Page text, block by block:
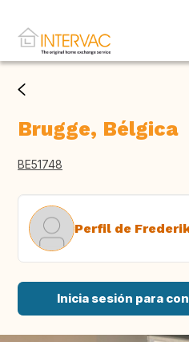
Brugge, Bélgica
BE51748
Perfil de
Inicia sesión para